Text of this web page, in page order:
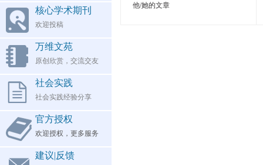
核心学术期刊
欢迎投稿
万维文苑
原创欣赏，交流交友
社会实践
社会实践经验分享
官方授权
欢迎授权，更多服务
建议|反馈
他/她的文章